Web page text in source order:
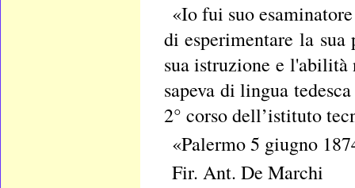
«Io fui suo
di esperimentare la
sua istruzione e l'abilità
sapeva di lingua
2° corso dell’istituto
«Palermo 5 giugno
Fir. Ant. De Marchi